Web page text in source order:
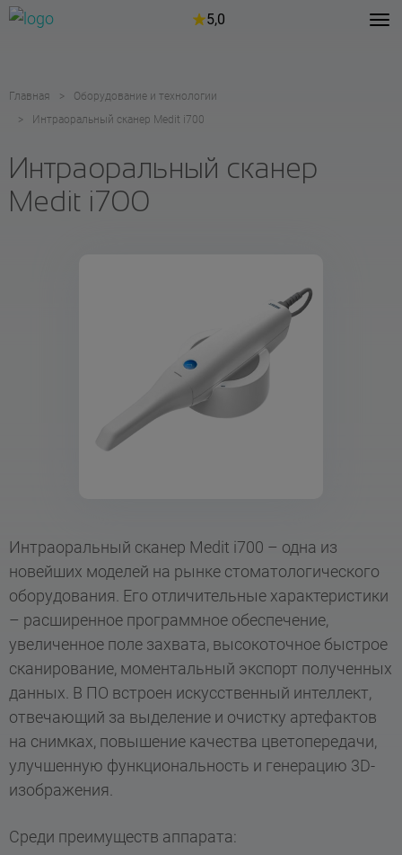
5,0
Главная
Оборудование и технологии
Интраоральный сканер Medit i700
Интраоральный сканер
Medit i700
Интраоральный сканер Medit i700 – одна из
новейших моделей на рынке стоматологического
оборудования. Его отличительные характеристики
– расширенное программное обеспечение,
увеличенное поле захвата, высокоточное быстрое
сканирование, моментальный экспорт полученных
данных. В ПО встроен искусственный интеллект,
отвечающий за выделение и очистку артефактов
на снимках, повышение качества цветопередачи,
улучшенную функциональность и генерацию 3D-
изображения.
Среди преимуществ аппарата: